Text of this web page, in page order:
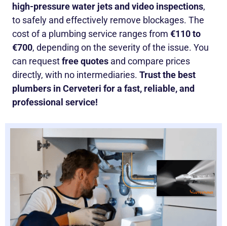
high-pressure water jets and video inspections,
to safely and effectively remove blockages. The
cost of a plumbing service ranges from €110 to
€700, depending on the severity of the issue. You
can requestfree quotes and compare prices
directly, with no intermediaries. Trust the best
plumbers in Cerveteri for a fast, reliable, and
professional service!